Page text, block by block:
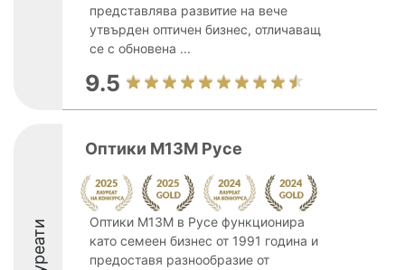
представлява развитие на вече
утвърден оптичен бизнес, отличаващ
се с обновена ...
9.5
Оптики М13М Русе
Оптики М13М в Русе функционира
като семеен бизнес от 1991 година и
предоставя разнообразие от